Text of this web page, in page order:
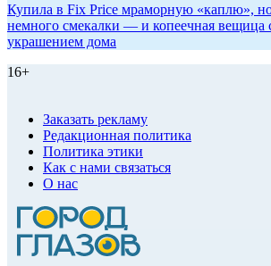
Купила в Fix Price мраморную «каплю»,
немного смекалки — и копеечная вещица
украшением дома
16+
Заказать рекламу
Редакционная политика
Политика этики
Как с нами связаться
О нас